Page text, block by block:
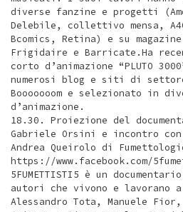
diverse fanzine e progetti
Delebile, collettivo mensa,
Bcomics, Retina) e su
Frigidaire e Barricate.Ha
corto d’animazione “PLUTO
numerosi blog e siti di settore
Booooooom e selezionato in
d’animazione.
18.30. Proiezione del
Gabriele Orsini e incontro
Andrea Queirolo di
https://www.facebook.com/
5FUMETTISTI5 è un
autori che vivono e lavorano
Alessandro Tota, Manuele